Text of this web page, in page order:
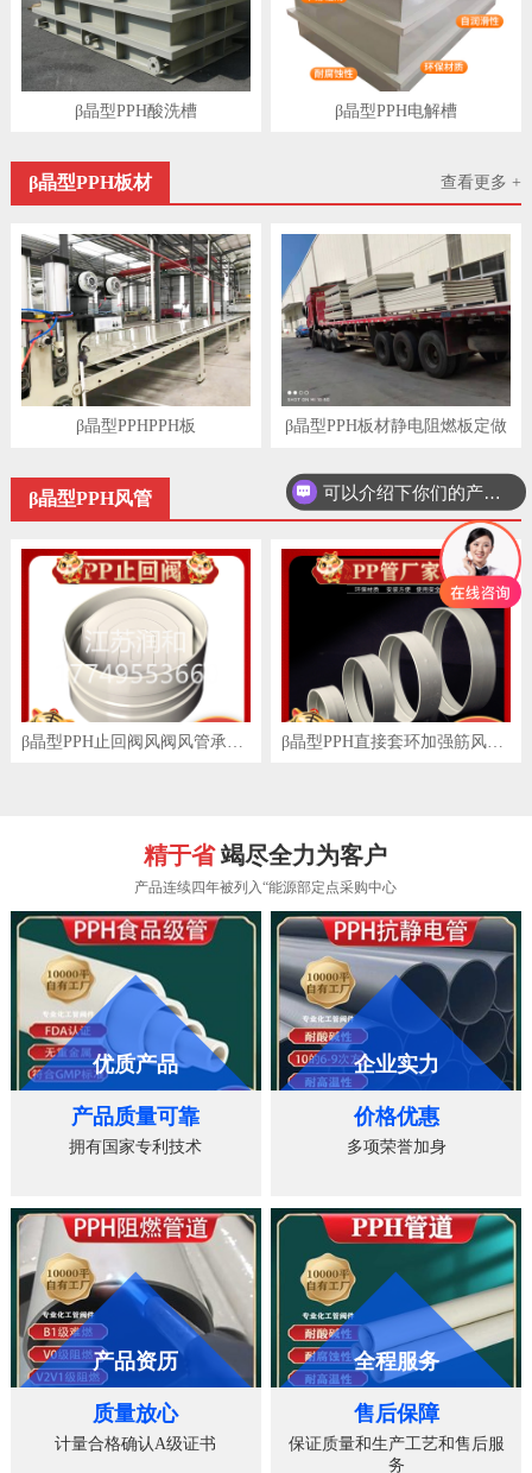
β晶型PPH酸洗槽 β晶型PPH电解槽
查看更多 +
β晶型PPH板材
β晶型PPHPPH板 β晶型PPH板材静电阻燃板定做
查看更多 +
β晶型PPH风管
β晶型PPH直接套环加强筋风管承插焊接DN15-DN2000
精于省竭尽全力为客户
产品连续四年被列入“能源部定点采购中心
优质产品
产品质量可靠
拥有国家专利技术
企业实力
价格优惠
多项荣誉加身
产品资历
质量放心
计量合格确认A级证书
全程服务
售后保障
保证质量和生产工艺和售后服
务
可以介绍下你们的产品么